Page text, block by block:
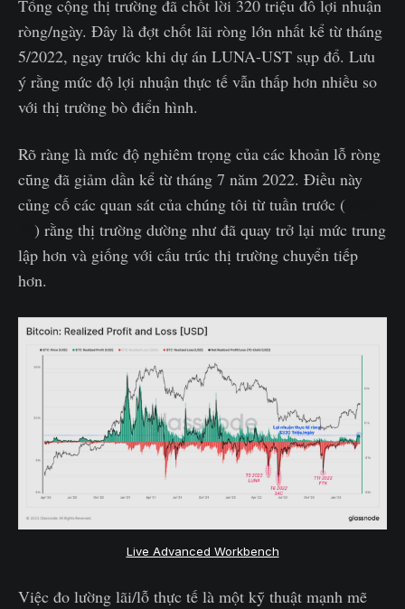
Tổng cộng thị trường đã chốt lời 320 triệu đô lợi nhuận
ròng/ngày. Đây là đợt chốt lãi ròng lớn nhất kể từ tháng
5/2022, ngay trước khi dự án LUNA-UST sụp đổ. Lưu
ý rằng mức độ lợi nhuận thực tế vẫn thấp hơn nhiều so
với thị trường bò điển hình.
Rõ ràng là mức độ nghiêm trọng của các khoản lỗ ròng
cũng đã giảm dần kể từ tháng 7 năm 2022. Điều này
củng cố các quan sát của chúng tôi từ tuần trước (
) rằng thị trường dường như đã quay trở lại mức trung
lập hơn và giống với cấu trúc thị trường chuyển tiếp
hơn.
Live Advanced Workbench
Việc đo lường lãi/lỗ thực tế là một kỹ thuật mạnh mẽ